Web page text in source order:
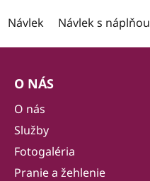
Návlek Návlek s náplňou
Z
O NÁS
O nás
Služby
Fotogaléria
Pranie a žehlenie